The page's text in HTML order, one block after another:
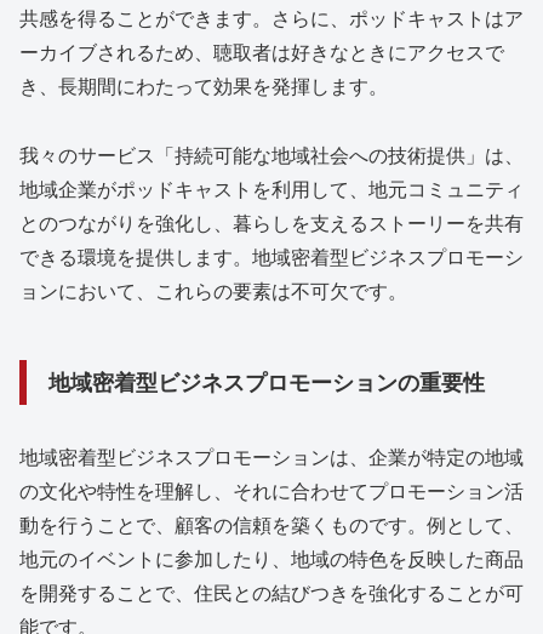
共感を得ることができます。さらに、ポッドキャストはア
ーカイブされるため、聴取者は好きなときにアクセスで
き、長期間にわたって効果を発揮します。
我々のサービス「持続可能な地域社会への技術提供」は、
地域企業がポッドキャストを利用して、地元コミュニティ
とのつながりを強化し、暮らしを支えるストーリーを共有
できる環境を提供します。地域密着型ビジネスプロモーシ
ョンにおいて、これらの要素は不可欠です。
地域密着型ビジネスプロモーションの重要性
地域密着型ビジネスプロモーションは、企業が特定の地域
の文化や特性を理解し、それに合わせてプロモーション活
動を行うことで、顧客の信頼を築くものです。例として、
地元のイベントに参加したり、地域の特色を反映した商品
を開発することで、住民との結びつきを強化することが可
能です。